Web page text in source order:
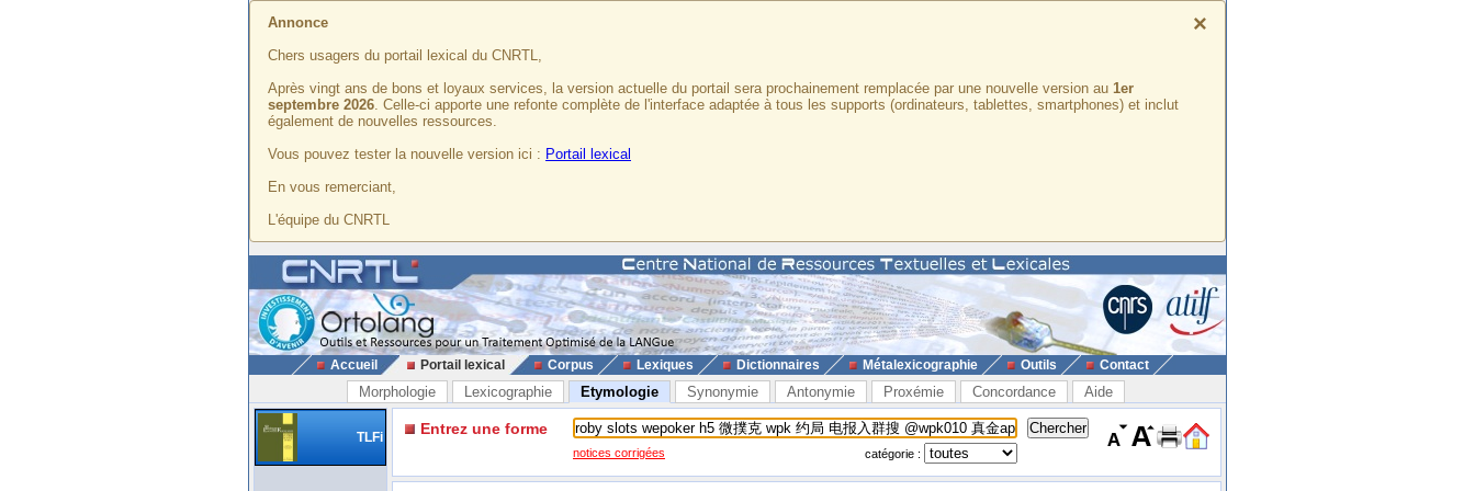
×
Annonce
Chers usagers du portail lexical du CNRTL,
Après vingt ans de bons et loyaux services, la version actuelle du portail sera prochainement remplacée par une nouvelle version au 1er
septembre 2026. Celle-ci apporte une refonte complète de l'interface adaptée à tous les supports (ordinateurs, tablettes, smartphones) et inclut
également de nouvelles ressources.
Vous pouvez tester la nouvelle version ici : Portail lexical
En vous remerciant,
L'équipe du CNRTL
Accueil Portail lexical Corpus Lexiques Dictionnaires Métalexicographie Outils Contact
Morphologie Lexicographie Etymologie Synonymie Antonymie Proxémie Concordance Aide
TLFi Entrez une forme
notices corrigées catégorie :